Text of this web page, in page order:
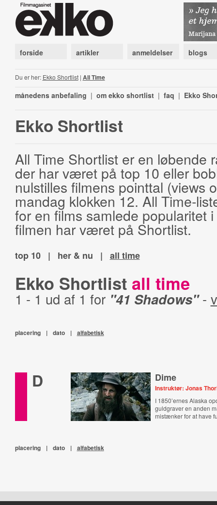
forside artikler anmeldelser blogs
Du er her: Ekko Shortlist| All Time
månedens anbefaling | om ekko shortlist | faq | Ekko
Ekko Shortlist
All Time Shortlist er en løbende
der har været på top 10 eller
nulstilles filmens pointtal (views
mandag klokken 12. All Time-
for en films samlede popularitet
filmen har været på Shortlist.
top 10 | her & nu | all time
Ekko Shortlist all time
1 - 1 ud af 1 for "41 Shadows"-
placering | dato | alfabetisk
D Dime
Instruktør: Jonas
I 1850’ernes Alaska
guldgraver en anden
mistænker for at have
placering | dato | alfabetisk